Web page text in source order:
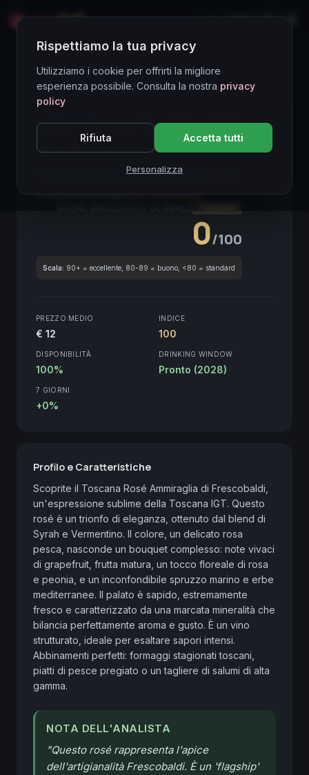
LIVE
Directory Vini
Tuscan Wine
Vermentino
Sapido
Blend
Toscana Rosé Alìe Ammiraglia
Toscana 2025 Syrah/Vermentino
0/100
Scala: 90+ = eccellente, 80-89 = buono, <80 = standard
PREZZO MEDIO
€ 12
INDICE
100
DISPONIBILITÀ
100%
DRINKING WINDOW
Pronto (2028)
7 GIORNI
+0%
Profilo e Caratteristiche
Scoprite il Toscana Rosé Ammiraglia di Frescobaldi,
un'espressione sublime della Toscana IGT. Questo
rosé è un trionfo di eleganza, ottenuto dal blend di
Syrah e Vermentino. Il colore, un delicato rosa
pesca, nasconde un bouquet complesso: note vivaci
di grapefruit, frutta matura, un tocco floreale di rosa
e peonia, e un inconfondibile spruzzo marino e erbe
mediterranee. Il palato è sapido, estremamente
fresco e caratterizzato da una marcata mineralità che
bilancia perfettamente aroma e gusto. È un vino
strutturato, ideale per esaltare sapori intensi.
Abbinamenti perfetti: formaggi stagionati toscani,
piatti di pesce pregiato o un tagliere di salumi di alta
gamma.
NOTA DELL'ANALISTA
"Questo rosé rappresenta l'apice
dell'artigianalità Frescobaldi. È un 'flagship'
Rispettiamo la tua privacy
Utilizziamo i cookie per offrirti la migliore
esperienza possibile. Consulta la nostra privacy
policy
Rifiuta Accetta tutti
Personalizza